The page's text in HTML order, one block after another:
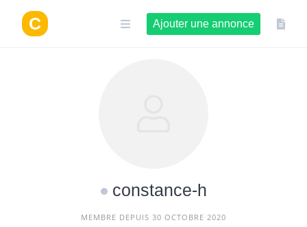
contenu
Ajouter une annonce
constance-h
MEMBRE DEPUIS 30 OCTOBRE 2020